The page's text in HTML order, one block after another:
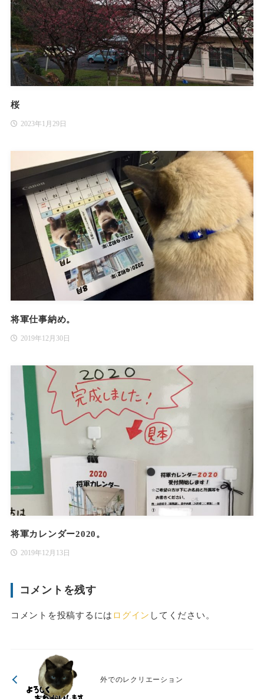
桜
2023年1月29日
将軍仕事納め。
2019年12月30日
将軍カレンダー2020。
2019年12月13日
コメントを残す
コメントを投稿するには ログイン してください。
外でのレクリエーション